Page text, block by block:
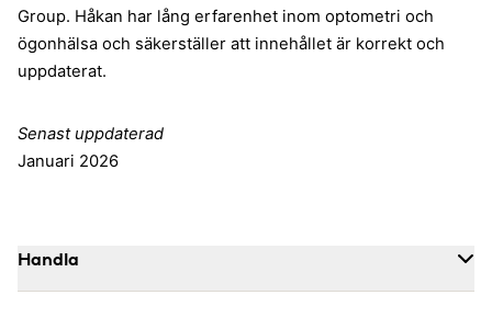
Group. Håkan har lång erfarenhet inom optometri och
ögonhälsa och säkerställer att innehållet är korrekt och
uppdaterat.
Senast uppdaterad
Januari 2026
Handla